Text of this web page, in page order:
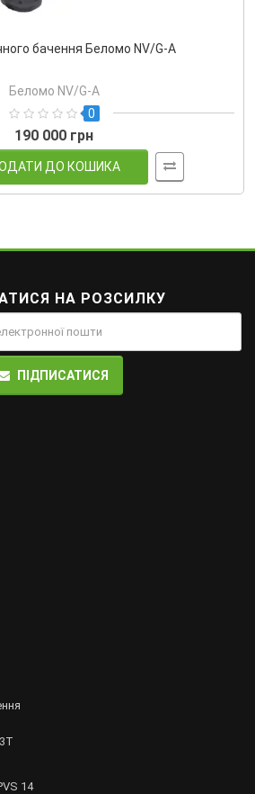
бачення Беломо NV/G-A
Беломо NV/G-A
0
190 000 грн
ДО КОШИКА
НА РОЗСИЛКУ
ПІДПИСАТИСЯ
14